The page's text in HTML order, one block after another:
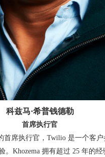
科兹马·希普钱德勒
首席执行官
首席执行官，Twilio 是一个客
。Khozema 拥有超过 25 年的